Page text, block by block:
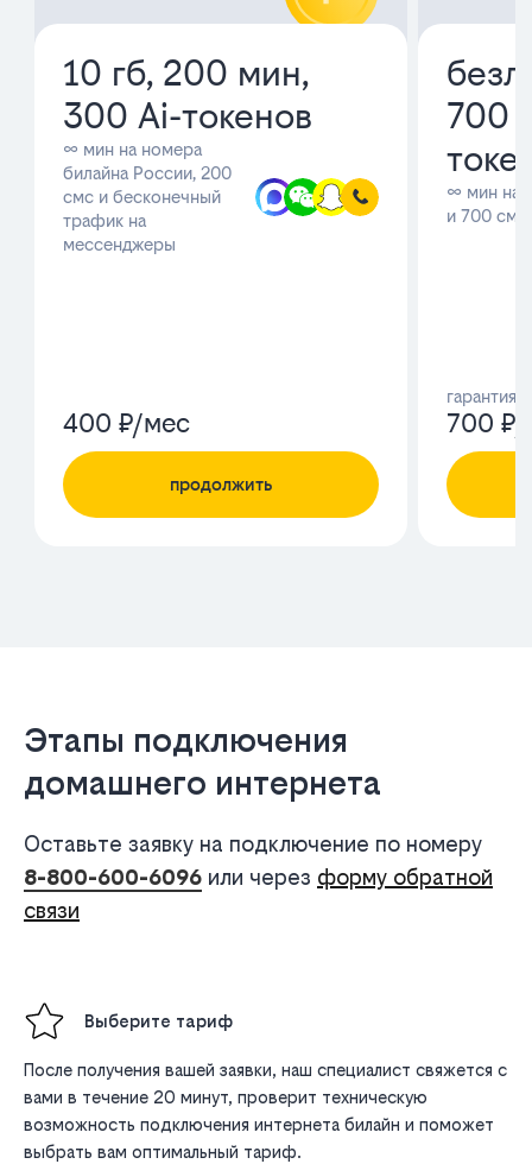
Этапы подключения
домашнего интернета
Оставьте заявку на подключение по номеру
8-800-600-6096 или через форму обратной
связи
Выберите тариф
После получения вашей заявки, наш специалист свяжется с
вами в течение 20 минут, проверит техническую
возможность подключения интернета билайн и поможет
выбрать вам оптимальный тариф.